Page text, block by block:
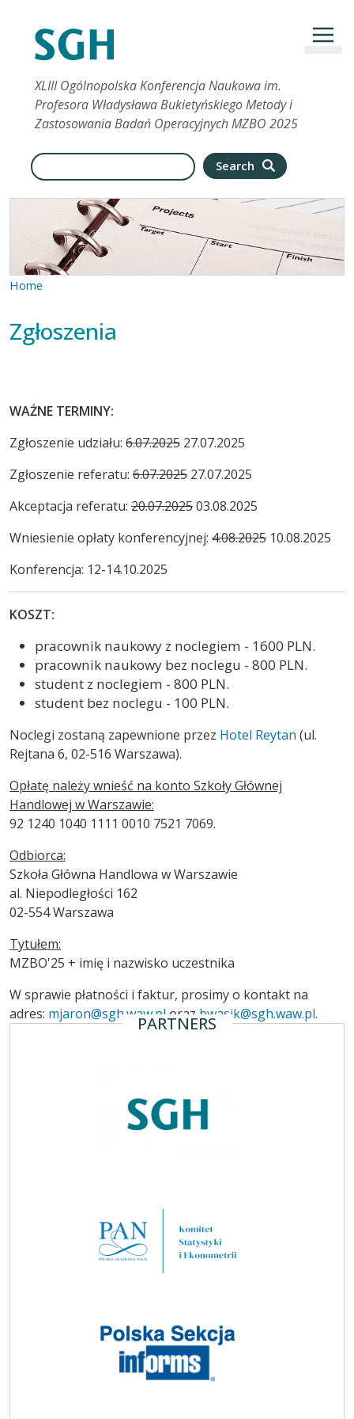
XLIII Ogólnopolska Konferencja Naukowa im.
Profesora Władysława Bukietyńskiego Metody i
Zastosowania Badań Operacyjnych MZBO 2025
Search Search
Home
Zgłoszenia
WAŻNE TERMINY:
Zgłoszenie udziału: 6.07.2025 27.07.2025
Zgłoszenie referatu: 6.07.2025 27.07.2025
Akceptacja referatu: 20.07.202503.08.2025
Wniesienie opłaty konferencyjnej: 4.08.2025 10.08.2025
Konferencja: 12-14.10.2025
KOSZT:
pracownik naukowy z noclegiem - 1600 PLN.
pracownik naukowy bez noclegu - 800 PLN.
student z noclegiem - 800 PLN.
student bez noclegu - 100 PLN.
Noclegi zostaną zapewnione przez Hotel Reytan (ul.
Rejtana 6, 02-516 Warszawa).
Opłatę należy wnieść na konto Szkoły Głównej
Handlowej w Warszawie:
92 1240 1040 1111 0010 7521 7069.
Odbiorca:
Szkoła Główna Handlowa w Warszawie
al. Niepodległości 162
02-554 Warszawa
Tytułem:
MZBO'25 + imię i nazwisko uczestnika
W sprawie płatności i faktur, prosimy o kontakt na
adres: mjaron@sgh.waw.pl oraz bwasik@sgh.waw.pl.
PARTNERS